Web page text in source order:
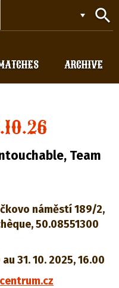
search
ARCHIVE
Team
náměstí 189/2,
50.08551300
31. 10. 2025, 16.00